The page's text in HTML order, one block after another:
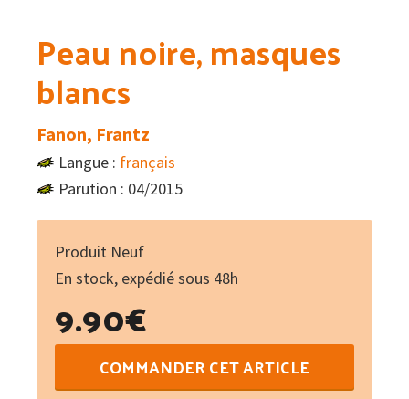
Peau noire, masques
blancs
Fanon, Frantz
Langue : français
Parution : 04/2015
Produit Neuf
En stock, expédié sous 48h
9.90€
de
COMMANDER CET ARTICLE